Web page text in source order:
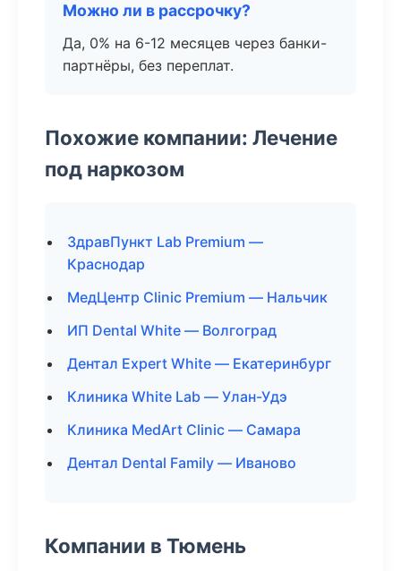
Можно ли в рассрочку?
Да, 0% на 6-12 месяцев через банки-
партнёры, без переплат.
Похожие компании: Лечение
под наркозом
ЗдравПункт Lab Premium —
Краснодар
МедЦентр Clinic Premium — Нальчик
ИП Dental White — Волгоград
Дентал Expert White — Екатеринбург
Клиника White Lab — Улан-Удэ
Клиника MedArt Clinic — Самара
Дентал Dental Family — Иваново
Компании в Тюмень